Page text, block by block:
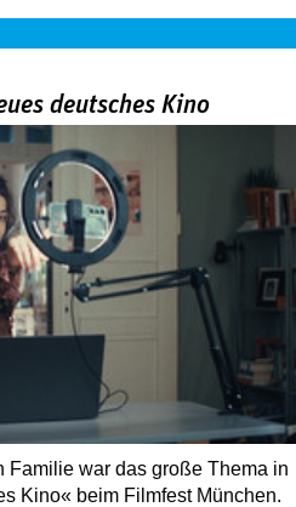
deutsches Kino
Familie war das große Thema in
Kino« beim Filmfest München.